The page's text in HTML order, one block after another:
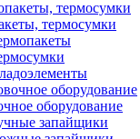
термосумки
оборудование
запайщики